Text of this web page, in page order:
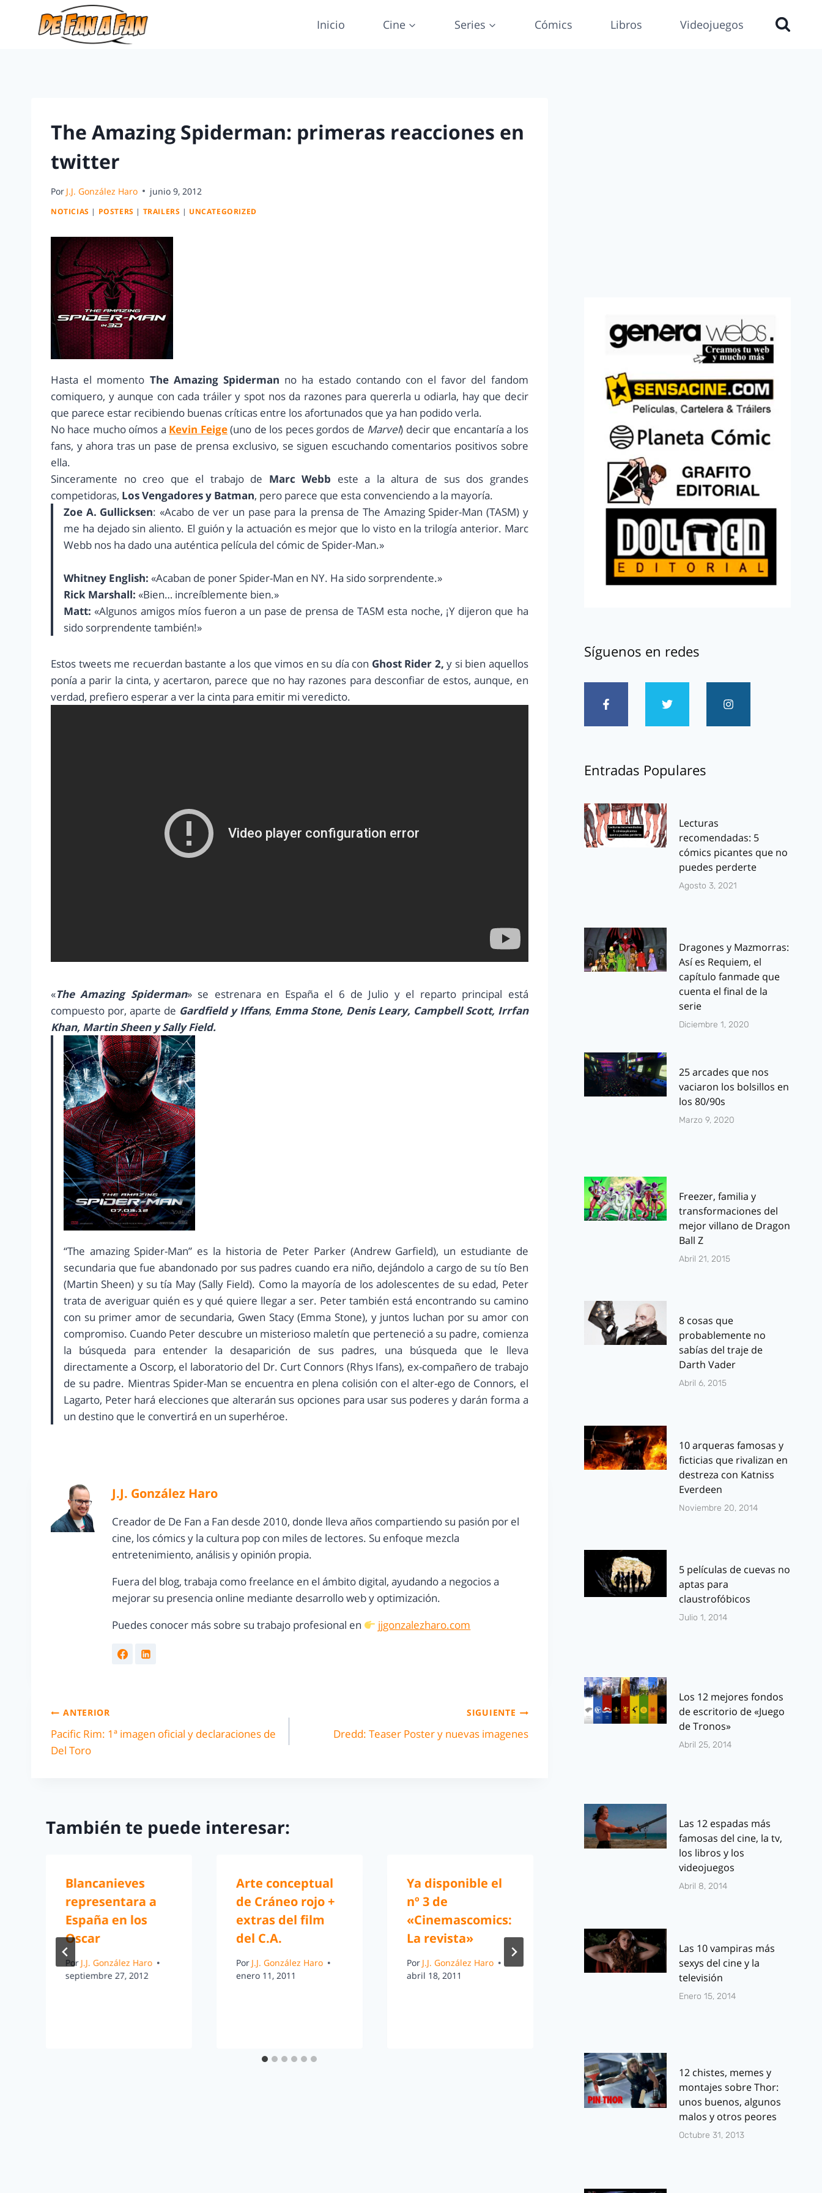
Inicio Cine Series Cómics Libros Videojuegos
The Amazing Spiderman: primeras reacciones en
twitter
Por J.J. González Haro junio 9, 2012
NOTICIAS | POSTERS | TRAILERS | UNCATEGORIZED
Hasta el momento The Amazing Spiderman no ha estado contando con el favor del fandom
comiquero, y aunque con cada tráiler y spot nos da razones para quererla u odiarla, hay que decir
que parece estar recibiendo buenas críticas entre los afortunados que ya han podido verla.
No hace mucho oímos a Kevin Feige(uno de los peces gordos de Marvel) decir que encantaría a los
fans, y ahora tras un pase de prensa exclusivo, se siguen escuchando comentarios positivos sobre
ella.
Sinceramente no creo que el trabajo de Marc Webb este a la altura de sus dos grandes
competidoras, Los Vengadores y Batman, pero parece que esta convenciendo a la mayoría.
Zoe A. Gullicksen: «Acabo de ver un pase para la prensa de The Amazing Spider-Man (TASM) y
me ha dejado sin aliento. El guión y la actuación es mejor que lo visto en la trilogía anterior. Marc
Webb nos ha dado una auténtica película del cómic de Spider-Man.»
Whitney English: «Acaban de poner Spider-Man en NY. Ha sido sorprendente.»
Rick Marshall: «Bien… increíblemente bien.»
Matt: «Algunos amigos míos fueron a un pase de prensa de TASM esta noche, ¡Y dijeron que ha
sido sorprendente también!»
Estos tweets me recuerdan bastante a los que vimos en su día con Ghost Rider 2, y si bien aquellos
ponía a parir la cinta, y acertaron, parece que no hay razones para desconfiar de estos, aunque, en
verdad, prefiero esperar a ver la cinta para emitir mi veredicto.
«The Amazing Spiderman» se estrenara en España el 6 de Julio y el reparto principal está
compuesto por, aparte de Gardfield y Iffans, Emma Stone, Denis Leary, Campbell Scott, Irrfan
Khan, Martin Sheen y Sally Field.
“The amazing Spider-Man” es la historia de Peter Parker (Andrew Garfield), un estudiante de
secundaria que fue abandonado por sus padres cuando era niño, dejándolo a cargo de su tío Ben
(Martin Sheen) y su tía May (Sally Field). Como la mayoría de los adolescentes de su edad, Peter
trata de averiguar quién es y qué quiere llegar a ser. Peter también está encontrando su camino
con su primer amor de secundaria, Gwen Stacy (Emma Stone), y juntos luchan por su amor con
compromiso. Cuando Peter descubre un misterioso maletín que perteneció a su padre, comienza
la búsqueda para entender la desaparición de sus padres, una búsqueda que le lleva
directamente a Oscorp, el laboratorio del Dr. Curt Connors (Rhys Ifans), ex-compañero de trabajo
de su padre. Mientras Spider-Man se encuentra en plena colisión con el alter-ego de Connors, el
Lagarto, Peter hará elecciones que alterarán sus opciones para usar sus poderes y darán forma a
un destino que le convertirá en un superhéroe.
J.J. González Haro
Creador de De Fan a Fan desde 2010, donde lleva años compartiendo su pasión por el
cine, los cómics y la cultura pop con miles de lectores. Su enfoque mezcla
entretenimiento, análisis y opinión propia.
Fuera del blog, trabaja como freelance en el ámbito digital, ayudando a negocios a
mejorar su presencia online mediante desarrollo web y optimización.
Puedes conocer más sobre su trabajo profesional en
jjgonzalezharo.com
ANTERIOR
Pacific Rim: 1ª imagen oficial y declaraciones de
Del Toro
SIGUIENTE
Dredd: Teaser Poster y nuevas imagenes
También te puede interesar:
Blancanieves
representara a
España en los
Oscar
PorJ.J. González Haro
septiembre 27, 2012
Arte conceptual
de Cráneo rojo +
extras del film
del C.A.
Por J.J. González Haro
enero 11, 2011
Ya disponible el
nº 3 de
«Cinemascomics:
La revista»
Por J.J. González Haro
abril 18, 2011
PorJ.J. González Haro
abril 27, 2011
con
Síguenos en redes
Entradas Populares
Lecturas
recomendadas: 5
cómics picantes que no
puedes perderte
Agosto 3, 2021
Dragones y Mazmorras:
Así es Requiem, el
capítulo fanmade que
cuenta el final de la
serie
Diciembre 1, 2020
25 arcades que nos
vaciaron los bolsillos en
los 80/90s
Marzo 9, 2020
Freezer, familia y
transformaciones del
mejor villano de Dragon
Ball Z
Abril 21, 2015
8 cosas que
probablemente no
sabías del traje de
Darth Vader
Abril 6, 2015
10 arqueras famosas y
ficticias que rivalizan en
destreza con Katniss
Everdeen
Noviembre 20, 2014
5 películas de cuevas no
aptas para
claustrofóbicos
Julio 1, 2014
Los 12 mejores fondos
de escritorio de «Juego
de Tronos»
Abril 25, 2014
Las 12 espadas más
famosas del cine, la tv,
los libros y los
videojuegos
Abril 8, 2014
Las 10 vampiras más
sexys del cine y la
televisión
Enero 15, 2014
12 chistes, memes y
montajes sobre Thor:
unos buenos, algunos
malos y otros peores
Octubre 31, 2013